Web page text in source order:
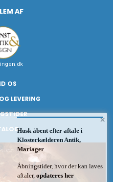
AF
OS
LEVERING
×
Husk åbent efter aftale i
Klosterkælderen Antik,
Mariager
Åbningstider, hvor der kan laves
aftaler, opdateres her